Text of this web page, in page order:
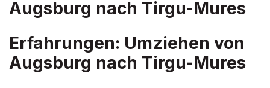
Augsburg nach Tirgu-Mures
Erfahrungen: Umziehen von
Augsburg nach Tirgu-Mures